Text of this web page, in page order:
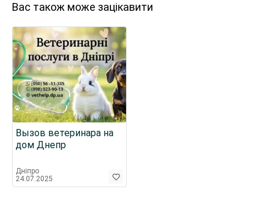
Вас також може зацікавити
Вызов ветеринара на
дом Днепр
Дніпро
24.07.2025